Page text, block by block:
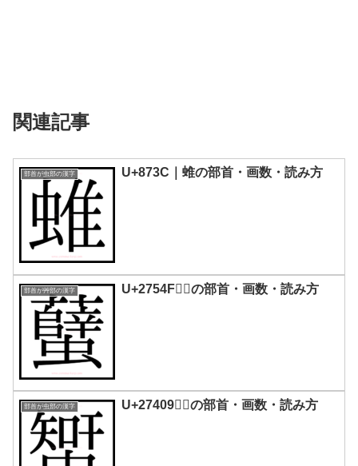
関連記事
部首が虫部の漢字 U+873C｜蜼の部首・画数・読み方
部首が艸部の漢字 U+2754F｜𧕏の部首・画数・読み方
部首が虫部の漢字 U+27409｜𧐉の部首・画数・読み方